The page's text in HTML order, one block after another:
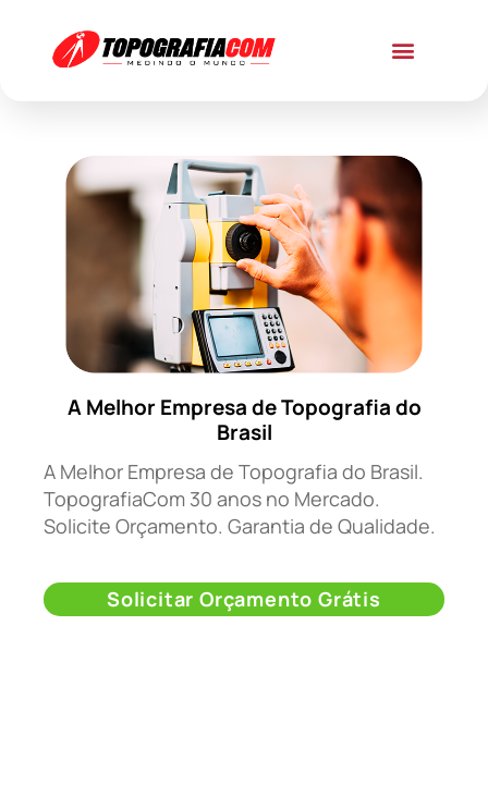
A Melhor Empresa de Topografia do
Brasil
A Melhor Empresa de Topografia do Brasil.
TopografiaCom 30 anos no Mercado.
Solicite Orçamento. Garantia de Qualidade.
Solicitar Orçamento Grátis